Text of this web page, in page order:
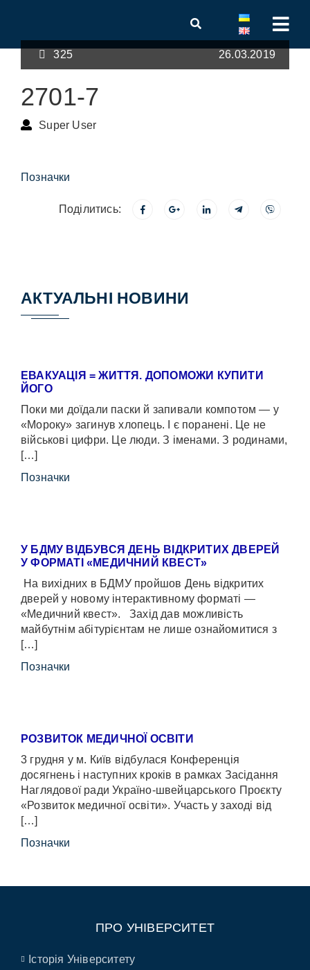
325 26.03.2019
2701-7
Super User
Позначки
Поділитись:
АКТУАЛЬНІ НОВИНИ
ЕВАКУАЦІЯ = ЖИТТЯ. ДОПОМОЖИ КУПИТИ
ЙОГО
Поки ми доїдали паски й запивали компотом — у
«Мороку» загинув хлопець. І є поранені. Це не
військові цифри. Це люди. З іменами. З родинами,
[…]
Позначки
У БДМУ ВІДБУВСЯ ДЕНЬ ВІДКРИТИХ ДВЕРЕЙ
У ФОРМАТІ «МЕДИЧНИЙ КВЕСТ»
На вихідних в БДМУ пройшов День відкритих
дверей у новому інтерактивному форматі —
«Медичний квест». Захід дав можливість
майбутнім абітурієнтам не лише ознайомитися з
[…]
Позначки
РОЗВИТОК МЕДИЧНОЇ ОСВІТИ
3 грудня у м. Київ відбулася Конференція
досягнень і наступних кроків в рамках Засідання
Наглядової ради Україно-швейцарського Проєкту
«Розвиток медичної освіти». Участь у заході від
[…]
Позначки
ПРО УНІВЕРСИТЕТ
Історія Університету